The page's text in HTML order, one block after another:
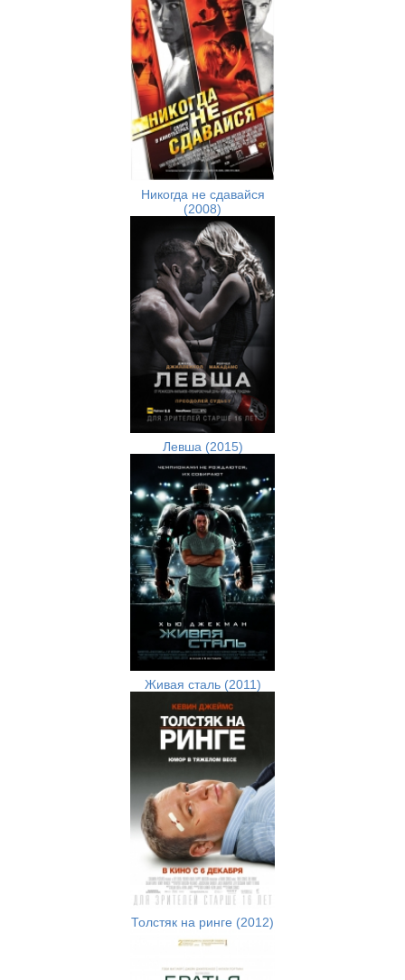
Никогда не сдавайся
(2008)
Левша (2015)
Живая сталь (2011)
Толстяк на ринге (2012)